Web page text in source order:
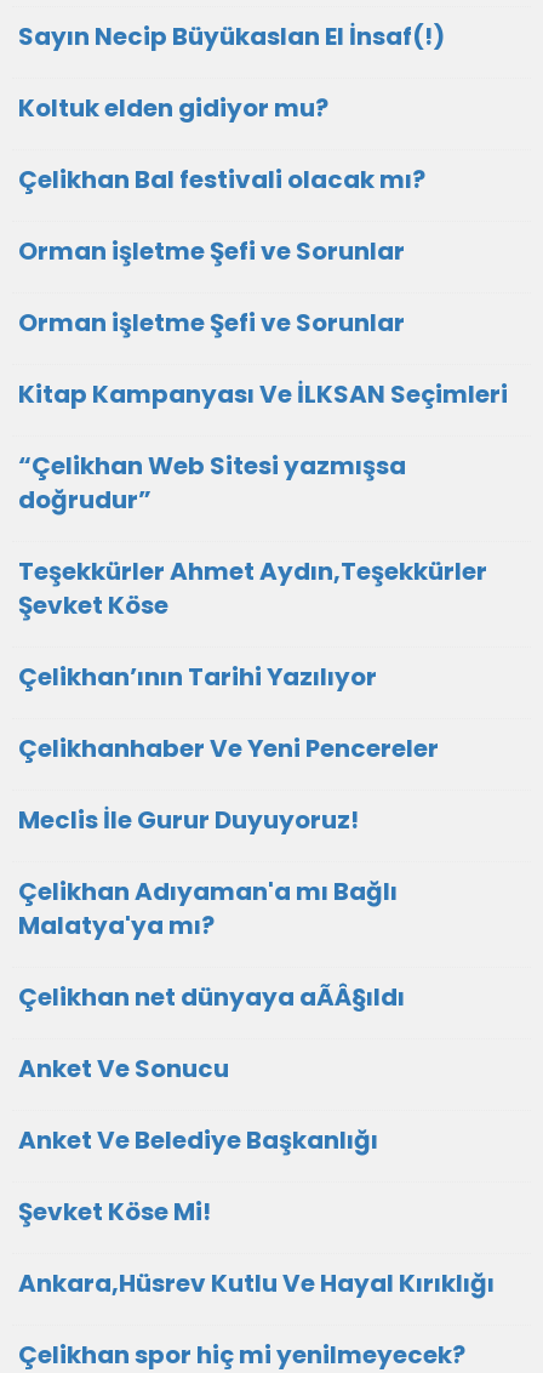
Sayın Necip Büyükaslan El İnsaf(!)
Koltuk elden gidiyor mu?
Çelikhan Bal festivali olacak mı?
Orman işletme Şefi ve Sorunlar
Orman işletme Şefi ve Sorunlar
Kitap Kampanyası Ve İLKSAN Seçimleri
“Çelikhan Web Sitesi yazmışsa
doğrudur”
Teşekkürler Ahmet Aydın,Teşekkürler
Şevket Köse
Çelikhan’ının Tarihi Yazılıyor
Çelikhanhaber Ve Yeni Pencereler
Meclis İle Gurur Duyuyoruz!
Çelikhan Adıyaman'a mı Bağlı
Malatya'ya mı?
Çelikhan net dünyaya aÃÂ§ıldı
Anket Ve Sonucu
Anket Ve Belediye Başkanlığı
Şevket Köse Mi!
Ankara,Hüsrev Kutlu Ve Hayal Kırıklığı
Çelikhan spor hiç mi yenilmeyecek?